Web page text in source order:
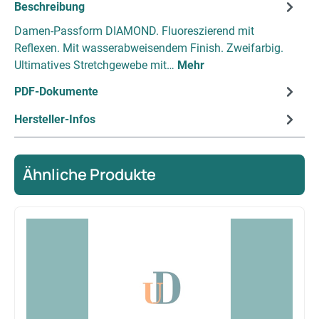
Beschreibung
Damen-Passform DIAMOND. Fluoreszierend mit
Reflexen. Mit wasserabweisendem Finish. Zweifarbig.
Ultimatives Stretchgewebe mit… Mehr
PDF-Dokumente
Hersteller-Infos
Ähnliche Produkte